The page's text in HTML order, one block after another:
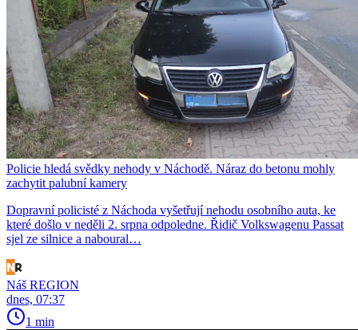
Policie hledá svědky nehody v Náchodě. Náraz do betonu mohly
zachytit palubní kamery
Dopravní policisté z Náchoda vyšetřují nehodu osobního auta, ke
které došlo v neděli 2. srpna odpoledne. Řidič Volkswagenu Passat
sjel ze silnice a naboural…
Náš REGION
dnes, 07:37
1 min